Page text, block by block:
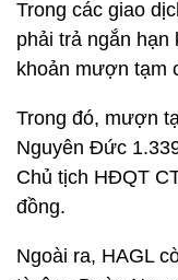
Trong các giao
phải trả ngắn hạn
khoản mượn tạm
Trong đó, mượn
Nguyên Đức
Chủ tịch HĐQT
đồng.
Ngoài ra, HAGL